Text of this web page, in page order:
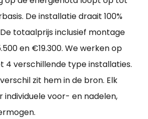
De installatie draait 100%
totaalprijs inclusief montage
en €19.300. We werken op
4 verschillende type installaties.
zit hem in de bron. Elk
voor- en nadelen,